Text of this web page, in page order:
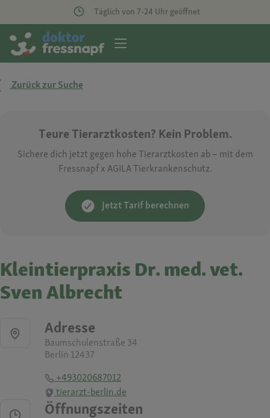
Täglich von 7-24 Uhr geöffnet
Zurück zur Suche
Teure Tierarztkosten? Kein Problem.
Sichere dich jetzt gegen hohe Tierarztkosten ab – mit dem
Fressnapf x AGILA Tierkrankenschutz.
Jetzt Tarif berechnen
Kleintierpraxis Dr. med. vet.
Sven Albrecht
Adresse
Baumschulenstraße 34
Berlin 12437
+493020687012
tierarzt-berlin.de
Öffnungszeiten